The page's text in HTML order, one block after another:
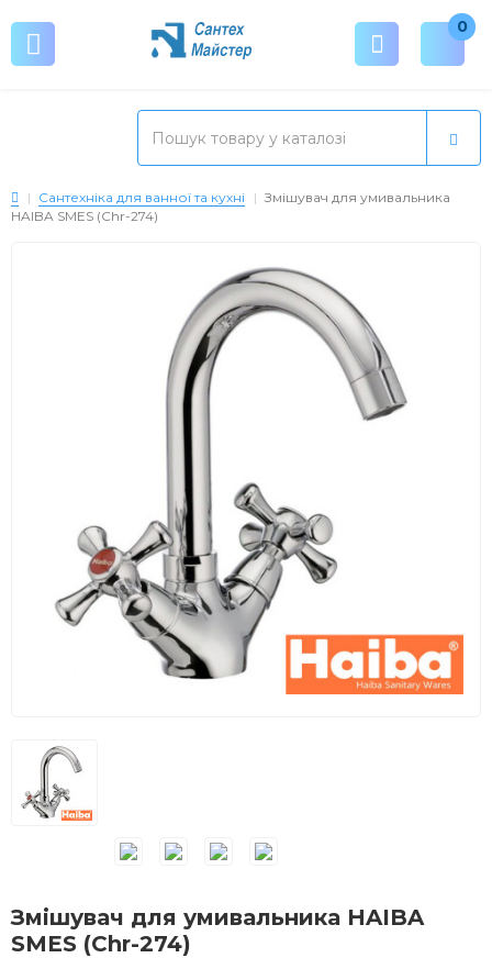
0
Сантехніка для ванної та кухні
Змішувач для умивальника
HAIBA SMES (Chr-274)
Змішувач для умивальника HAIBA
SMES (Chr-274)